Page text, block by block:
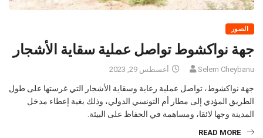
الصور
جهة نواكشوط تواصل عملية سقاية الأشجار
Selem Cheybanu أغسطس 29, 2023
جهة نواكشوط، تواصل عملية رعاية وسقاية الأشجار التي غرستها على طول
الطريق المؤدي إلى مطار أم التونسي الدولي، وذلك بغية إعطاء مدخل
المدينة وجها لائقا، ومساهمة في الحفاظ على البيئة.
READ MORE